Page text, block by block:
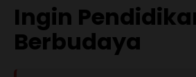
Ingin
Berbudaya